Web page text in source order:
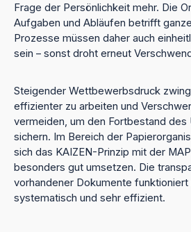
Frage der Persönlichkeit mehr. Die
Aufgaben und Abläufen betrifft
Prozesse müssen daher auch
sein – sonst droht erneut
Steigender Wettbewerbsdruck
effizienter zu arbeiten und
vermeiden, um den Fortbestand des
sichern. Im Bereich der
sich das KAIZEN-Prinzip mit der
besonders gut umsetzen. Die
vorhandener Dokumente
systematisch und sehr effizient.